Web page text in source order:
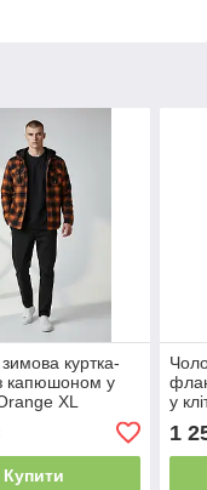
куртка-
капюшоном у
XL
Купити
у
1